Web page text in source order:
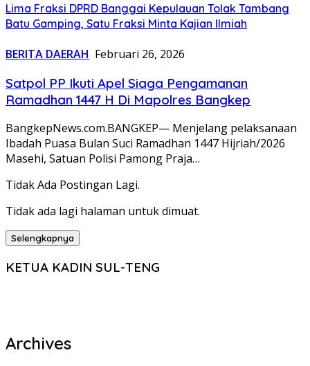
Lima Fraksi DPRD Banggai Kepulauan Tolak Tambang
Batu Gamping, Satu Fraksi Minta Kajian Ilmiah
BERITA DAERAH Februari 26, 2026
Satpol PP Ikuti Apel Siaga Pengamanan
Ramadhan 1447 H Di Mapolres Bangkep
BangkepNews.com.BANGKEP— Menjelang pelaksanaan
Ibadah Puasa Bulan Suci Ramadhan 1447 Hijriah/2026
Masehi, Satuan Polisi Pamong Praja…
Tidak Ada Postingan Lagi.
Tidak ada lagi halaman untuk dimuat.
Selengkapnya
KETUA KADIN SUL-TENG
Archives